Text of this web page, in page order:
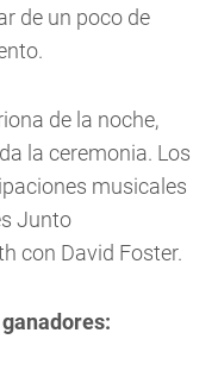
de un poco de
de la noche,
la ceremonia. Los
musicales
Junto
con David Foster.